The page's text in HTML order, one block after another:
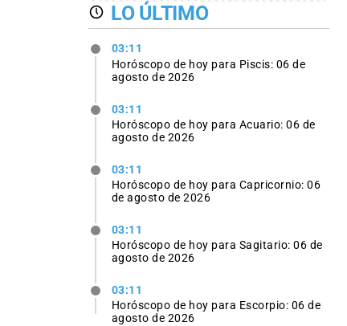
LO ÚLTIMO
03:11
Horóscopo de hoy para Piscis: 06 de
agosto de 2026
03:11
Horóscopo de hoy para Acuario: 06 de
agosto de 2026
03:11
Horóscopo de hoy para Capricornio: 06
de agosto de 2026
03:11
Horóscopo de hoy para Sagitario: 06 de
agosto de 2026
03:11
Horóscopo de hoy para Escorpio: 06 de
agosto de 2026